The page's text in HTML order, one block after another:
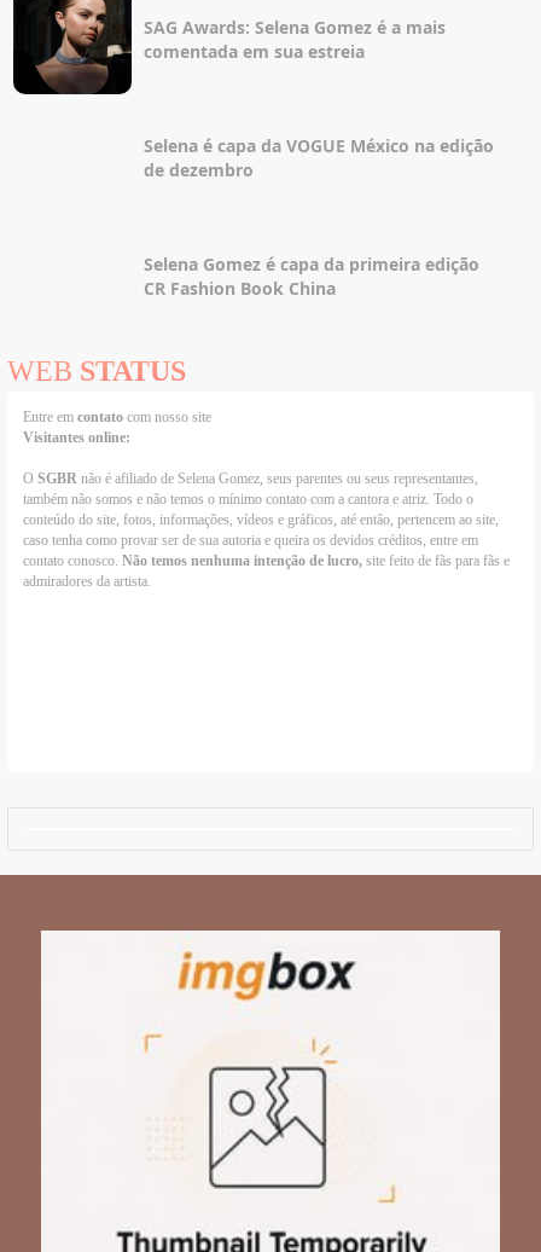
SAG Awards: Selena Gomez é a mais
comentada em sua estreia
Selena é capa da VOGUE México na edição
de dezembro
Selena Gomez é capa da primeira edição
CR Fashion Book China
WEB STATUS
Entre em contato com nosso site
Visitantes online:
O SGBR não é afiliado de Selena Gomez, seus parentes ou seus representantes,
também não somos e não temos o mínimo contato com a cantora e atriz. Todo o
conteúdo do site, fotos, informações, vídeos e gráficos, até então, pertencem ao site,
caso tenha como provar ser de sua autoria e queira os devidos créditos, entre em
contato conosco. Não temos nenhuma intenção de lucro, site feito de fãs para fãs e
admiradores da artista.